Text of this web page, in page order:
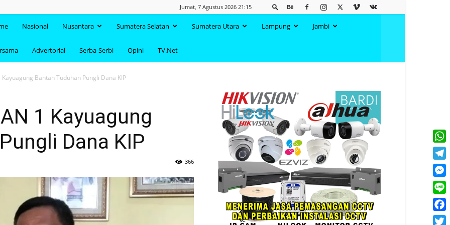
Jumat, 7 Agustus 2026 21:15
Nasional Nusantara Sumatera Selatan Sumatera Utara Lampung Jambi
Advertorial Serba-Serbi Opini TV.Net
Bantah Tuduhan Pungli Dana KIP
1 Kayuagung
Dana KIP
366
Line